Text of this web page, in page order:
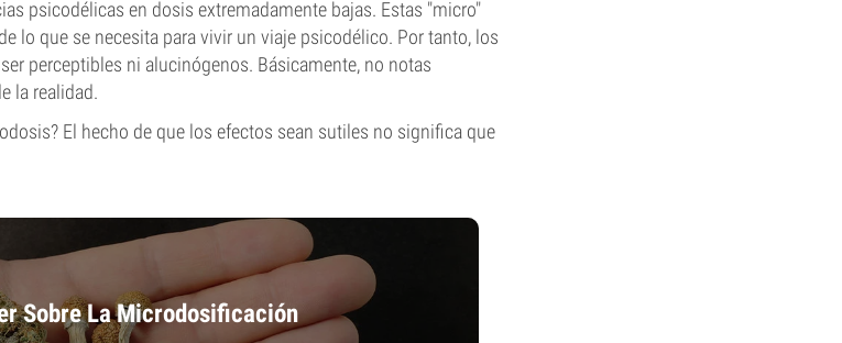
psicodélicas en dosis extremadamente bajas. Estas "micro"
lo que se necesita para vivir un viaje psicodélico. Por tanto, los
perceptibles ni alucinógenos. Básicamente, no notas
la realidad.
El hecho de que los efectos sean sutiles no significa que
Sobre La Microdosificación